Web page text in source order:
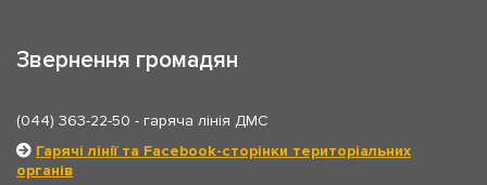
Звернення громадян
(044) 363-22-50 - гаряча лінія ДМС
Гарячі лінії та Facebook-сторінки територіальних
органів